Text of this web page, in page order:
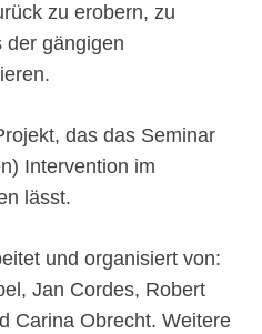
zu erobern, zu
der gängigen
das das Seminar
Intervention im
lässt.
und organisiert von:
Jan Cordes, Robert
Carina Obrecht. Weitere